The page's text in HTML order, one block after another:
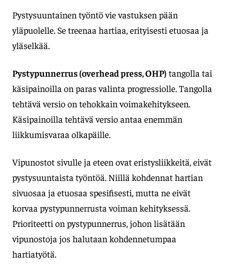
Pystysuuntainen työntö vie vastuksen pään
yläpuolelle. Se treenaa hartiaa, erityisesti etuosaa ja
yläselkää.
Pystypunnerrus (overhead press, OHP) tangolla tai
käsipainoilla on paras valinta progressiolle. Tangolla
tehtävä versio on tehokkain voimakehitykseen.
Käsipainoilla tehtävä versio antaa enemmän
liikkumisvaraa olkapäille.
Vipunostot sivulle ja eteen ovat eristysliikkeitä, eivät
pystysuuntaista työntöä. Niillä kohdennat hartian
sivuosaa ja etuosaa spesifisesti, mutta ne eivät
korvaa pystypunnerrusta voiman kehityksessä.
Prioriteetti on pystypunnerrus, johon lisätään
vipunostoja jos halutaan kohdennetumpaa
hartiatyötä.